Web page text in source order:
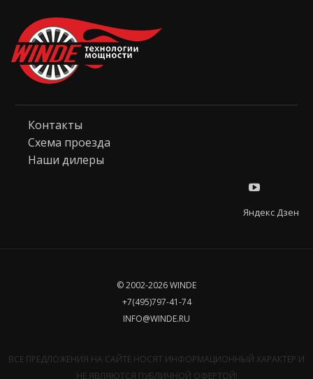
Контакты
Схема проезда
Наши дилеры
Яндекс Дзен
© 2002-2026 WINDE
+7(495)797-41-74
INFO@WINDE.RU
ВСЕ ПРЕДЛОЖЕНИЯ НА САЙТЕ НОСЯТ ИНФОРМАЦИОННЫЙ ХАРАКТЕР И
НЕ ЯВЛЯЮТСЯ ПУБЛИЧНОЙ ОФЕРТОЙ!